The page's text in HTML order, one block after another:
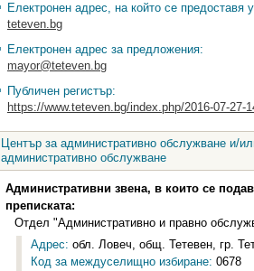
Електронен адрес, на който се предоставя
teteven.bg
Електронен адрес за предложения:
mayor@teteven.bg
Публичен регистър:
https://www.teteven.bg/index.php/2016-07-27-
Център за административно обслужване и/
административно обслужване
Административни звена, в които се
преписката:
Отдел "Административно и правно
Адрес: обл. Ловеч, общ. Тетевен, гр.
Код за междуселищно избиране: 0678